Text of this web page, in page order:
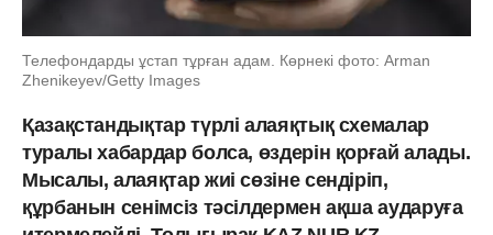
Телефондарды ұстап тұрған адам. Көрнекі фото: Arman
Zhenikeyev/Getty Images
Қазақстандықтар түрлі алаяқтық схемалар
туралы хабардар болса, өздерін қорғай алады.
Мысалы, алаяқтар жиі сөзіне сендіріп,
құрбанын сенімсіз тәсілдермен ақша аударуға